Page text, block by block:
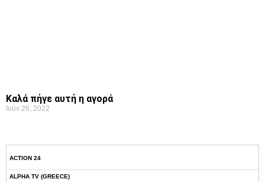
Καλά πήγε αυτή η αγορά
Ιούν 26, 2022
ACTION 24
ALPHA TV (GREECE)